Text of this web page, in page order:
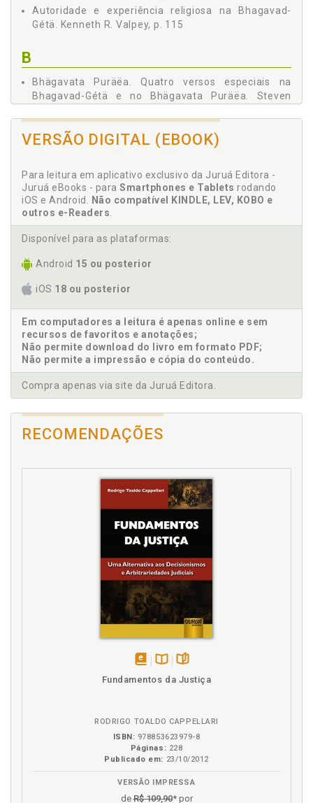
Autoridade e experiência religiosa na Bhagavad-
Gétä. Kenneth R. Valpey, p. 115
B
Bhägavata Puräëa. Quatro versos especiais na
Bhagavad-Gétä e no Bhägavata Puräëa. Steven
Bhagavad-Gétä. Dilip Loundo, p. 65
Bhagavad-Gétä. Ricardo Silvestre, p. 127
Bhagavad-Gétä. Autoridade e experiência religiosa
na Bhagavad-Gétä. Kenneth R. Valpey, p. 115
Bhagavad-Gétä, p. 83
Gétä. Ithamar Theodor, p. 27
Bhagavad-Gétä. O Yoga da Bhagavad-Gétä. Graham
Bhagavad-Gétä. Quatro versos especiais na
Bhagavad-Gétä e no Bhägavata Puräëa. Steven
Rosen, p. 169
Bhagavad-Gétä. Visão geral da Bhagavad-Gétä, p. 25
C
Conceitos e tópicos-chave da Bhagavad-Gétä, p. 83
Conhecimento. A noção de conhecimento na
Contexto e estrutura da Bhagavad-Gétä. Ithamar
Theodor, p. 27
Dilip Loundo. A hermenêutica transformativa da
Experiência religiosa. Autoridade e experiência
religiosa na Bhagavad-Gétä. Kenneth R. Valpey, p.
Dilip Loundo, p. 65
Hinduísmo e Vaishnavismo, p. 179
VERSÃO DIGITAL (EBOOK)
Para leitura em aplicativo exclusivo da Juruá Editora -
Juruá eBooks - para Smartphones e Tablets rodando
iOS e Android. Não compatível KINDLE, LEV, KOBO e
outros e-Readers.
Disponível para as plataformas:
Android 15 ou posterior
iOS 18 ou posterior
Em computadores a leitura é apenas online e sem
recursos de favoritos e anotações;
Não permite download do livro em formato PDF;
Não permite a impressão e cópia do conteúdo.
Compra apenas via site da Juruá Editora.
RECOMENDAÇÕES
disponívelDisponível
Fundamentos da Justiça
RODRIGO TOALDO CAPPELLARI
ISBN: 978853623979-8
Páginas: 228
Publicado em: 23/10/2012
VERSÃO IMPRESSA
deR$ 109,90* por